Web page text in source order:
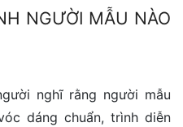
NGƯỜI MẪU NÀO
nghĩ rằng người mẫu
dáng chuẩn, trình diễn